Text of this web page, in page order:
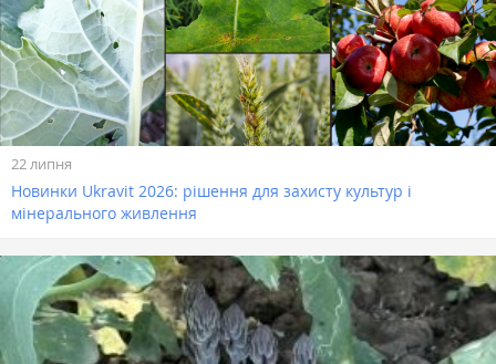
22 липня
Новинки Ukravit 2026: рішення для захисту культур і
мінерального живлення